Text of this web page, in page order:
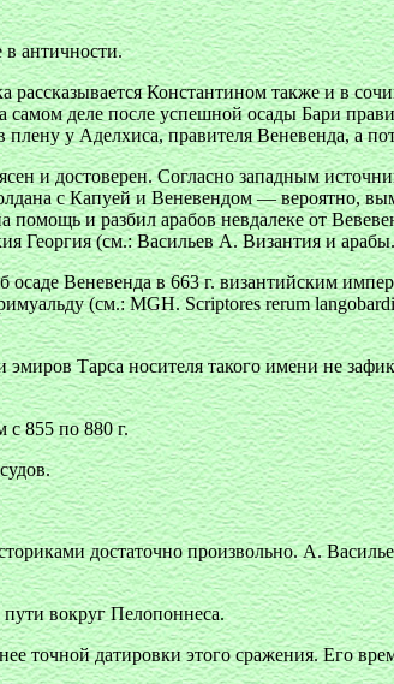
античности.
Константином также и в
самом деле после успешной осады Бари
плену у Аделхиса, правителя Веневенда, а
и достоверен. Согласно западным
с Капуей и Веневендом — вероятно,
и разбил арабов невдалеке от
Георгия (см.: Васильев А. Византия и
осаде Веневенда в 663 г. византийским
(см.: MGH. Scriptores rerum
Тарса носителя такого имени не
855 по 880 г.
достаточно произвольно. А.
вокруг Пелопоннеса.
точной датировки этого сражения. Его